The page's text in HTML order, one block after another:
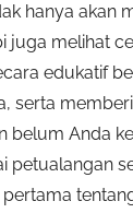
hanya akan
juga melihat
edukatif
serta
belum Anda
petualangan